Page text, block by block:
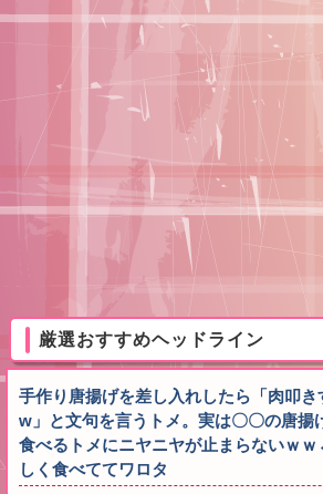
厳選おすすめヘッドライン
手作り唐揚げを差し入れしたら「肉叩
w」と文句を言うトメ。実は〇〇の唐揚
食べるトメにニヤニヤが止まらないｗ
しく食べててワロタ